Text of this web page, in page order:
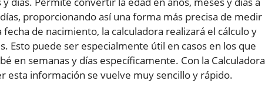
proporcionando así una forma más precisa de medir
de nacimiento, la calculadora realizará el cálculo y
Esto puede ser especialmente útil en casos en los que
en semanas y días específicamente. Con la Calculadora
esta información se vuelve muy sencillo y rápido.